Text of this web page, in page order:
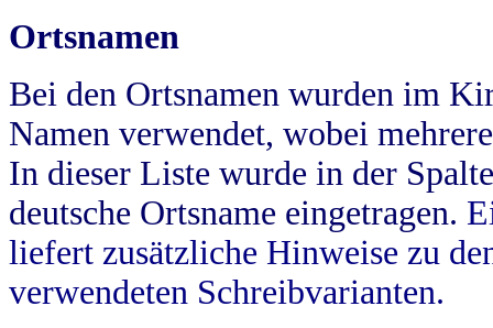
Ortsnamen
Bei den Ortsnamen wurden im
Namen verwendet, wobei
In dieser Liste wurde in der
deutsche Ortsname eingetragen.
liefert zusätzliche Hinweise zu
verwendeten Schreibvarianten.